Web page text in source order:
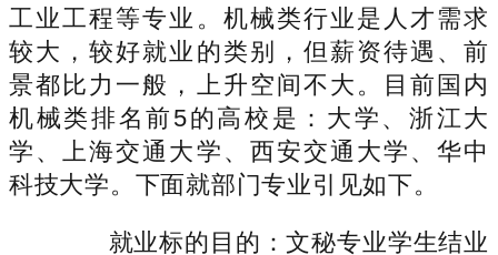
工业工程等专业。机械类行业是人才需求
较大，较好就业的类别，但薪资待遇、前
景都比力一般，上升空间不大。目前国内
机械类排名前5的高校是：大学、浙江大
学、上海交通大学、西安交通大学、华中
科技大学。下面就部门专业引见如下。
就业标的目的：文秘专业学生结业